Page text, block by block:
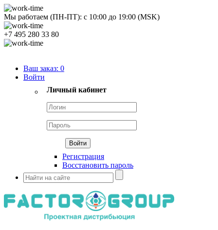
Мы работаем (ПН-ПТ): с 10:00 до 19:00 (MSK)
+7 495 280 33 80
Ваш заказ: 0
Войти
Личный кабинет
Регистрация
Восстановить пароль